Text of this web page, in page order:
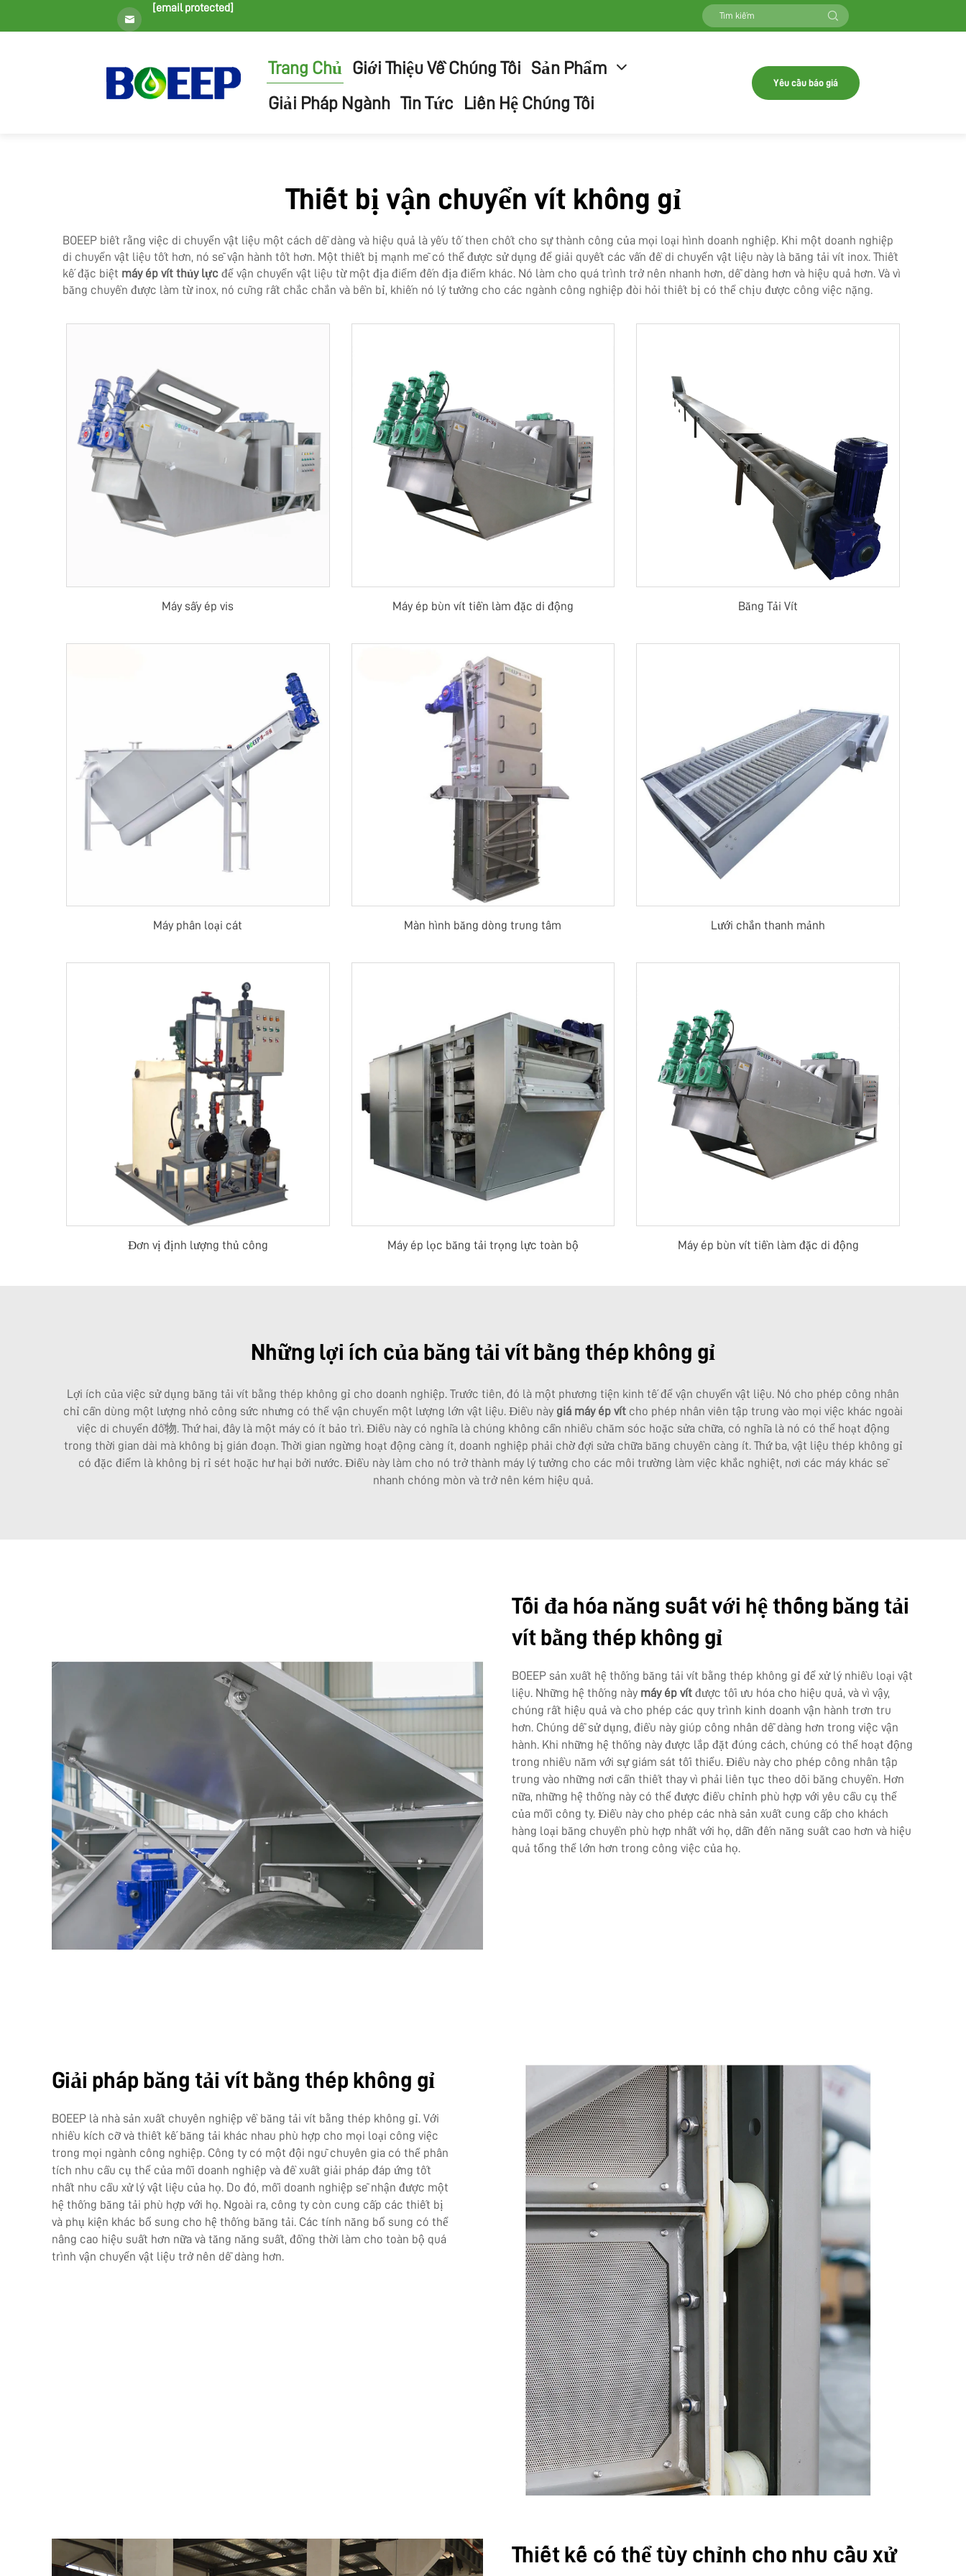
[email protected]
Trang Chủ Giới Thiệu Về Chúng Tôi
Sản Phẩm
Giải Pháp Ngành Tin Tức Liên Hệ Chúng Tôi
Yêu cầu báo giá
Thiết bị vận chuyển vít không gỉ
BOEEP biết rằng việc di chuyển vật liệu một cách dễ dàng và hiệu quả là yếu tố then chốt cho sự thành công của mọi loại hình doanh nghiệp. Khi một doanh nghiệp
di chuyển vật liệu tốt hơn, nó sẽ vận hành tốt hơn. Một thiết bị mạnh mẽ có thể được sử dụng để giải quyết các vấn đề di chuyển vật liệu này là băng tải vít inox. Thiết
kế đặc biệt máy ép vít thủy lực để vận chuyển vật liệu từ một địa điểm đến địa điểm khác. Nó làm cho quá trình trở nên nhanh hơn, dễ dàng hơn và hiệu quả hơn. Và vì
băng chuyền được làm từ inox, nó cũng rất chắc chắn và bền bỉ, khiến nó lý tưởng cho các ngành công nghiệp đòi hỏi thiết bị có thể chịu được công việc nặng.
Máy sấy ép vis Máy ép bùn vít tiền làm đặc di động Băng Tải Vít
Máy phân loại cát Màn hình băng dòng trung tâm Lưới chắn thanh mảnh
Đơn vị định lượng thủ công Máy ép lọc băng tải trọng lực toàn bộ Máy ép bùn vít tiền làm đặc di động
Những lợi ích của băng tải vít bằng thép không gỉ
Lợi ích của việc sử dụng băng tải vít bằng thép không gỉ cho doanh nghiệp. Trước tiên, đó là một phương tiện kinh tế để vận chuyển vật liệu. Nó cho phép công nhân
chỉ cần dùng một lượng nhỏ công sức nhưng có thể vận chuyển một lượng lớn vật liệu. Điều này giá máy ép vít cho phép nhân viên tập trung vào mọi việc khác ngoài
việc di chuyển đồ物. Thứ hai, đây là một máy có ít bảo trì. Điều này có nghĩa là chúng không cần nhiều chăm sóc hoặc sửa chữa, có nghĩa là nó có thể hoạt động
trong thời gian dài mà không bị gián đoạn. Thời gian ngừng hoạt động càng ít, doanh nghiệp phải chờ đợi sửa chữa băng chuyền càng ít. Thứ ba, vật liệu thép không gỉ
có đặc điểm là không bị rỉ sét hoặc hư hại bởi nước. Điều này làm cho nó trở thành máy lý tưởng cho các môi trường làm việc khắc nghiệt, nơi các máy khác sẽ
nhanh chóng mòn và trở nên kém hiệu quả.
Tối đa hóa năng suất với hệ thống băng tải
vít bằng thép không gỉ
BOEEP sản xuất hệ thống băng tải vít bằng thép không gỉ để xử lý nhiều loại vật
liệu. Những hệ thống này máy ép vít được tối ưu hóa cho hiệu quả, và vì vậy,
chúng rất hiệu quả và cho phép các quy trình kinh doanh vận hành trơn tru
hơn. Chúng dễ sử dụng, điều này giúp công nhân dễ dàng hơn trong việc vận
hành. Khi những hệ thống này được lắp đặt đúng cách, chúng có thể hoạt động
trong nhiều năm với sự giám sát tối thiểu. Điều này cho phép công nhân tập
trung vào những nơi cần thiết thay vì phải liên tục theo dõi băng chuyền. Hơn
nữa, những hệ thống này có thể được điều chỉnh phù hợp với yêu cầu cụ thể
của mỗi công ty. Điều này cho phép các nhà sản xuất cung cấp cho khách
hàng loại băng chuyền phù hợp nhất với họ, dẫn đến năng suất cao hơn và hiệu
quả tổng thể lớn hơn trong công việc của họ.
Giải pháp băng tải vít bằng thép không gỉ
BOEEP là nhà sản xuất chuyên nghiệp về băng tải vít bằng thép không gỉ. Với
nhiều kích cỡ và thiết kế băng tải khác nhau phù hợp cho mọi loại công việc
trong mọi ngành công nghiệp. Công ty có một đội ngũ chuyên gia có thể phân
tích nhu cầu cụ thể của mỗi doanh nghiệp và đề xuất giải pháp đáp ứng tốt
nhất nhu cầu xử lý vật liệu của họ. Do đó, mỗi doanh nghiệp sẽ nhận được một
hệ thống băng tải phù hợp với họ. Ngoài ra, công ty còn cung cấp các thiết bị
và phụ kiện khác bổ sung cho hệ thống băng tải. Các tính năng bổ sung có thể
nâng cao hiệu suất hơn nữa và tăng năng suất, đồng thời làm cho toàn bộ quá
trình vận chuyển vật liệu trở nên dễ dàng hơn.
Thiết kế có thể tùy chỉnh cho nhu cầu xử